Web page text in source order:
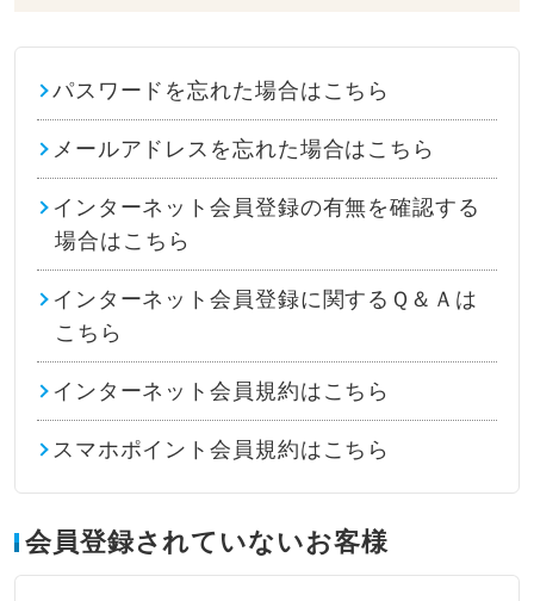
パスワードを忘れた場合はこちら
メールアドレスを忘れた場合はこちら
インターネット会員登録の有無を確認する
場合はこちら
インターネット会員登録に関するＱ＆Ａは
こちら
インターネット会員規約はこちら
スマホポイント会員規約はこちら
会員登録されていないお客様